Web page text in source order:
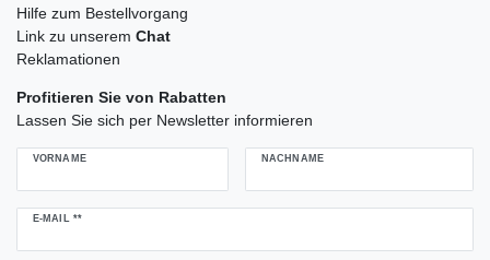
Hilfe zum Bestellvorgang
Link zu unserem Chat
Reklamationen
Profitieren Sie von Rabatten
Lassen Sie sich per Newsletter informieren
VORNAME NACHNAME
E-MAIL **
Newsletter